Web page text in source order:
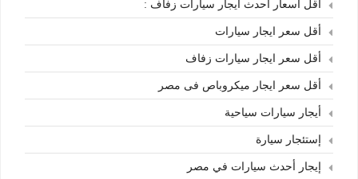
أقل اسعار احدث ايجار سيارات زفاف :
أقل سعر ايجار سيارات
أقل سعر ايجار سيارات زفاف
أقل سعر ايجار ميكروباص فى مصر
أيجار سيارات سياحية
إستئجار سيارة
إيجار أحدث سيارات في مصر